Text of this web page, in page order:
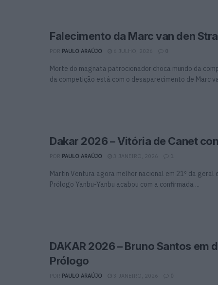
Falecimento da Marc van den
PAULO ARAÚJO 6 JULHO, 2026 0
Morte do magnata patrocionador choca mundo da
da competição está com o desaparecimento de Marc
Dakar 2026 – Vitória de Canet
PAULO ARAÚJO 3 JANEIRO, 2026 1
Martin Ventura agora melhor nacional em 21º da geral
Prólogo Yanbu-Yanbu acabou com a confirmada ...
DAKAR 2026 – Bruno Santos em
Prólogo
PAULO ARAÚJO 3 JANEIRO, 2026 0